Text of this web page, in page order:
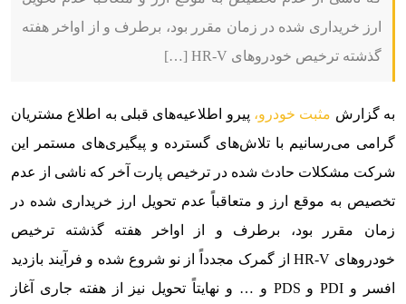
ارز خریداری شده در زمان مقرر بود، برطرف و از اواخر هفته
گذشته ترخیص خودروهای HR-V […]
به گزارش مثبت خودرو، پیرو اطلاعیه‌های قبلی به اطلاع مشتریان
گرامی می‌رسانیم با تلاش‌های گسترده و پیگیری‌های مستمر این
شرکت مشکلات حادث شده در ترخیص پارت آخر که ناشی از عدم
تخصیص به موقع ارز و متعاقباً عدم تحویل ارز خریداری شده در
زمان مقرر بود، برطرف و از اواخر هفته گذشته ترخیص
خودروهای HR-V از گمرک مجدداً از نو شروع شده و فرآیند بازدید
افسر و PDI و PDS و … و نهایتاً تحویل نیز از هفته جاری آغاز